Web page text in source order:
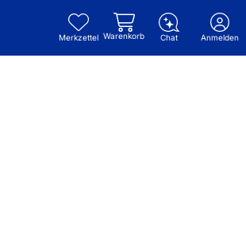
Merkzettel Warenkorb Chat Anmelden